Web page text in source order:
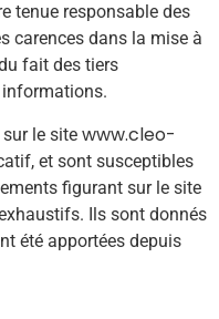
tenue responsable des
carences dans la mise à
fait des tiers
le site www.cleo-
et sont susceptibles
figurant sur le site
Ils sont donnés
été apportées depuis